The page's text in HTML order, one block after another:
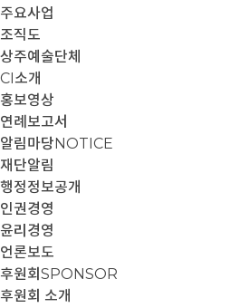
주요사업
조직도
상주예술단체
CI소개
홍보영상
연례보고서
알림마당NOTICE
재단알림
행정정보공개
인권경영
윤리경영
언론보도
후원회 SPONSOR
후원회 소개